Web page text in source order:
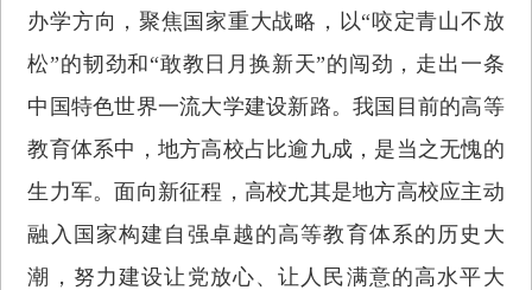
办学方向，聚焦国家重大战略，以“咬定青山不放
松”的韧劲和“敢教日月换新天”的闯劲，走出一条
中国特色世界一流大学建设新路。我国目前的高等
教育体系中，地方高校占比逾九成，是当之无愧的
生力军。面向新征程，高校尤其是地方高校应主动
融入国家构建自强卓越的高等教育体系的历史大
潮，努力建设让党放心、让人民满意的高水平大